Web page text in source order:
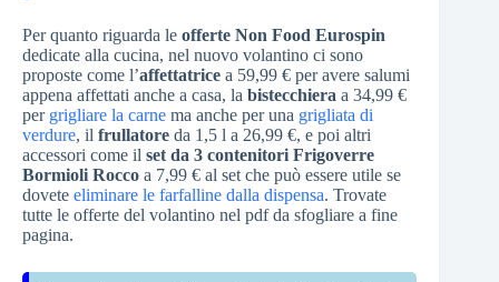
Per quanto riguarda le offerte Non Food Eurospin
dedicate alla cucina, nel nuovo volantino ci sono
proposte come l’affettatrice a 59,99 € per avere salumi
appena affettati anche a casa, la bistecchiera a 34,99 €
per grigliare la carne ma anche per una grigliata di
verdure, il frullatore da 1,5 l a 26,99 €, e poi altri
accessori come il set da 3 contenitori Frigoverre
Bormioli Rocco a 7,99 € al set che può essere utile se
dovete eliminare le farfalline dalla dispensa. Trovate
tutte le offerte del volantino nel pdf da sfogliare a fine
pagina.